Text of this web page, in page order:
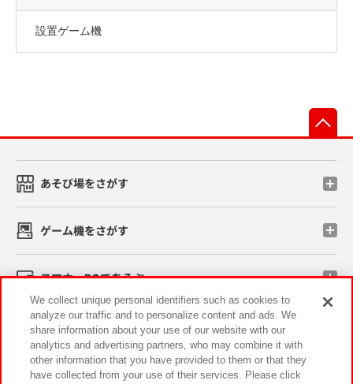
設置ゲーム機
あそび場をさがす
ゲーム機をさがす
スマホ・PCであそぶ
イベント・キャンペーン
We collect unique personal identifiers such as cookies to
analyze our traffic and to personalize content and ads. We
share information about your use of our website with our
analytics and advertising partners, who may combine it with
other information that you have provided to them or that they
have collected from your use of their services. Please click